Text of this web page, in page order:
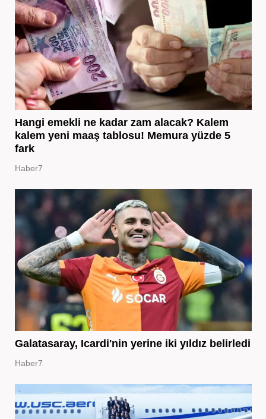
Hangi emekli ne kadar zam alacak? Kalem
kalem yeni maaş tablosu! Memura yüzde 5
fark
Haber7
Galatasaray, Icardi'nin yerine iki yıldız belirledi
Haber7